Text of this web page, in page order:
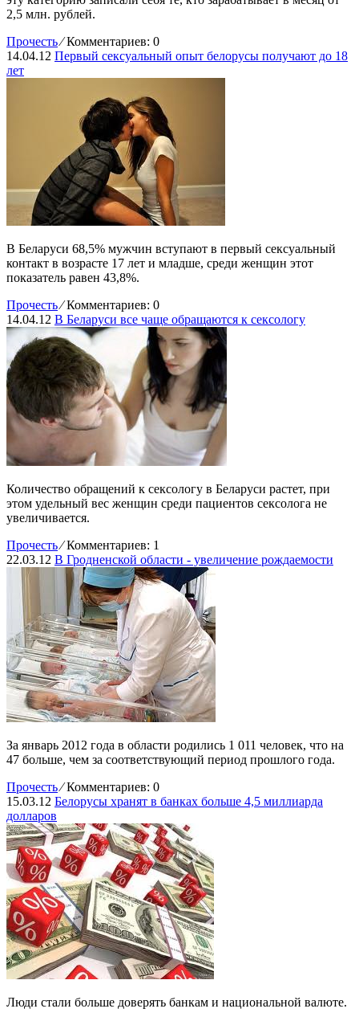
2,5 млн. рублей.
Прочесть ⁄Комментариев: 0
14.04.12 Первый сексуальный опыт белорусы получают до 18
лет
В Беларуси 68,5% мужчин вступают в первый сексуальный
контакт в возрасте 17 лет и младше, среди женщин этот
показатель равен 43,8%.
Прочесть ⁄Комментариев: 0
14.04.12 В Беларуси все чаще обращаются к сексологу
Количество обращений к сексологу в Беларуси растет, при
этом удельный вес женщин среди пациентов сексолога не
увеличивается.
Прочесть ⁄Комментариев: 1
22.03.12 В Гродненской области - увеличение рождаемости
За январь 2012 года в области родились 1 011 человек, что на
47 больше, чем за соответствующий период прошлого года.
Прочесть ⁄Комментариев: 0
15.03.12 Белорусы хранят в банках больше 4,5 миллиарда
долларов
Люди стали больше доверять банкам и национальной валюте.